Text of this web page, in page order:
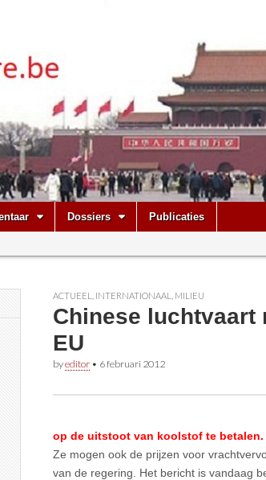
Dossiers Publicaties
ACTUEEL INTERNATIONAAL MILIEU
Chinese luchtvaart
EU
byeditor • 6 februari 2012
op de uitstoot van koolstof te betalen.
Ze mogen ook de prijzen voor
van de regering. Het bericht is vandaag